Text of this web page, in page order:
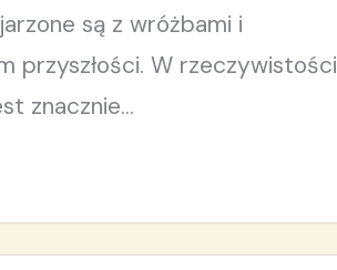
są z wróżbami i
przyszłości. W rzeczywistości
znacznie...